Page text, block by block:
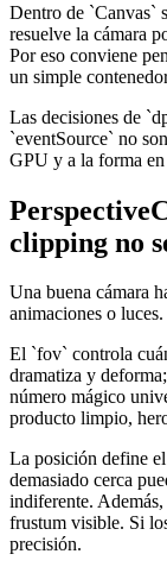
Dentro de `Canvas`
resuelve la cámara
Por eso conviene
un simple
Las decisiones de
`eventSource` no
GPU y a la forma en
clipping no
Una buena cámara
animaciones o luces.
El `fov` controla
dramatiza y
número mágico
producto limpio,
La posición define
demasiado cerca
indiferente.
frustum visible. Si
precisión.